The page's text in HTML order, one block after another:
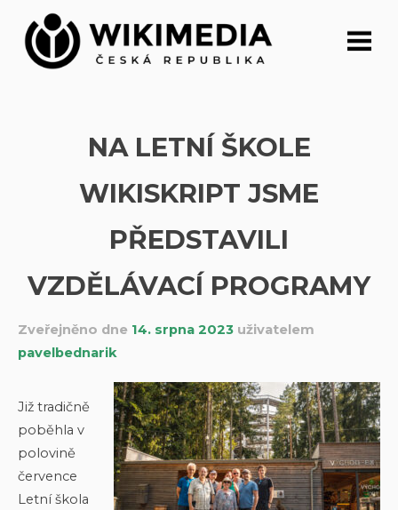
Přeskočit
obsah
NA LETNÍ ŠKOLE
WIKISKRIPT JSME
PŘEDSTAVILI
VZDĚLÁVACÍ PROGRAMY
Zveřejněno dne 14. srpna 2023 uživatelem
pavelbednarik
Již tradičně
poběhla v
polovině
července
Letní škola